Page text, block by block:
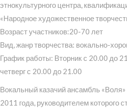
этнокультурного центра,
«Народное художественное
Возраст участников:20-70 лет
Вид, жанр творчества: вокально-
График работы: Вторник с 20.00 до
четверг с 20.00 до 21.00
Вокальный казачий ансамбль
2011 года, руководителем которого